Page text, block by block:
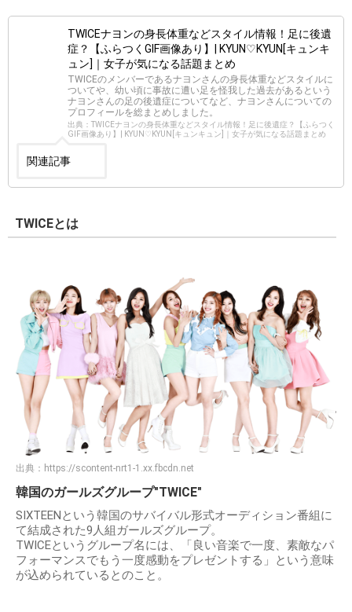
TWICEナヨンの身長体重などスタイル情報！足に後遺
症？【ふらつくGIF画像あり】| KYUN♡KYUN[キュンキ
ュン]｜女子が気になる話題まとめ
TWICEのメンバーであるナヨンさんの身長体重などスタイルに
ついてや、幼い頃に事故に遭い足を怪我した過去があるという
ナヨンさんの足の後遺症についてなど、ナヨンさんについての
プロフィールを総まとめしました。
出典：TWICEナヨンの身長体重などスタイル情報！足に後遺症？【ふらつく
GIF画像あり】| KYUN♡KYUN[キュンキュン]｜女子が気になる話題まとめ
関連記事
TWICEとは
出典： https://scontent-nrt1-1.xx.fbcdn.net
韓国のガールズグループ"TWICE"
SIXTEENという韓国のサバイバル形式オーディション番組に
て結成された9人組ガールズグループ。
TWICEというグループ名には、「良い音楽で一度、素敵なパ
フォーマンスでもう一度感動をプレゼントする」という意味
が込められているとのこと。